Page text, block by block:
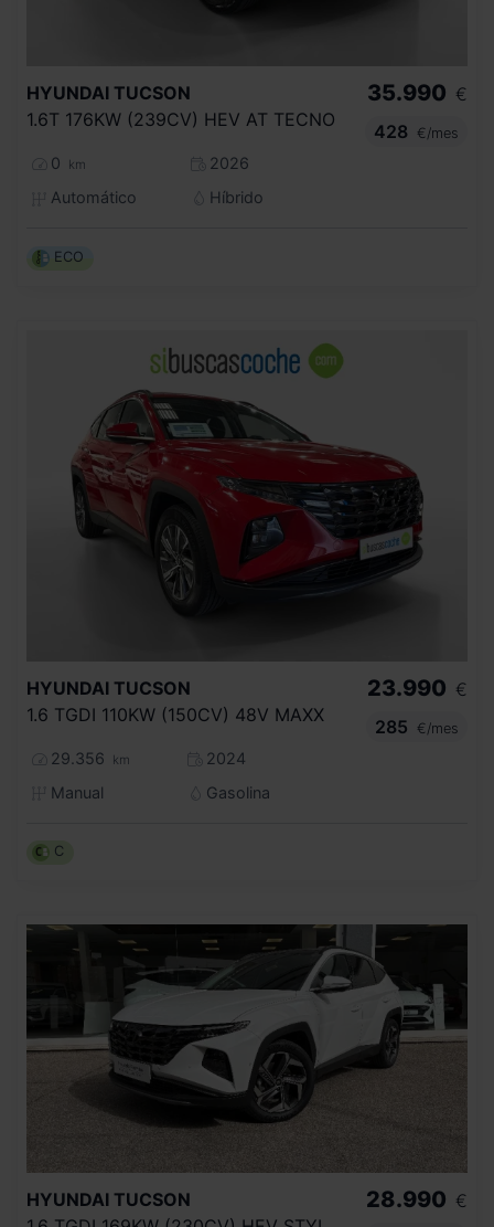
HYUNDAI TUCSON
1.6T 176KW (239CV) HEV AT TECNO
0 km
2026
Automático
Híbrido
35.990 €
428
€/mes
ECO
HYUNDAI TUCSON
1.6 TGDI 110KW (150CV) 48V MAXX
29.356 km
2024
Manual
Gasolina
23.990 €
285
€/mes
C
HYUNDAI TUCSON
28.990 €